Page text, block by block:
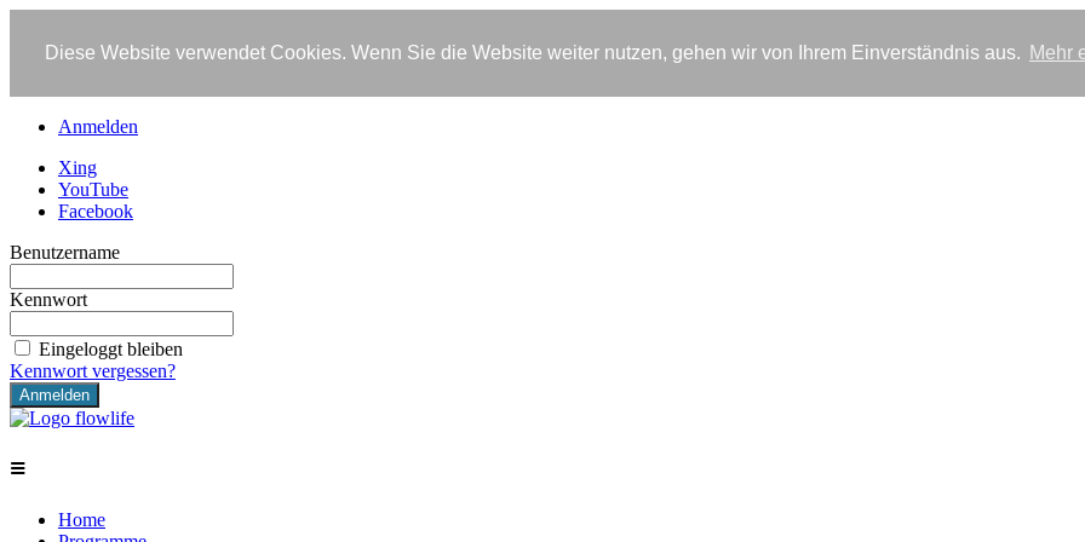
Diese Website verwendet Cookies. Wenn Sie die Website weiter nutzen, gehen wir von Ihrem Einverständnis aus. Mehr
Anmelden
Xing
YouTube
Facebook
Benutzername
Kennwort
Eingeloggt bleiben
Kennwort vergessen?
≡
Home